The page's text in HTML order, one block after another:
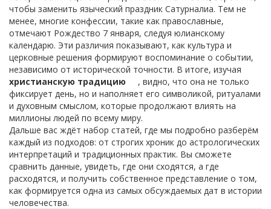
чтобы заменить языческий праздник Сатурналиа. Тем не
менее, многие конфессии, такие как православные,
отмечают Рождество 7 января, следуя юлианскому
календарю. Эти различия показывают, как культура и
церковные решения формируют воспоминание о событии,
независимо от исторической точности. В итоге, изучая
христианскую традицию
, видно, что она не только
фиксирует день, но и наполняет его символикой, ритуалами
и духовным смыслом, которые продолжают влиять на
миллионы людей по всему миру.
Дальше вас ждёт набор статей, где мы подробно разберём
каждый из подходов: от строгих хроник до астрологических
интерпретаций и традиционных практик. Вы сможете
сравнить данные, увидеть, где они сходятся, а где
расходятся, и получить собственное представление о том,
как формируется одна из самых обсуждаемых дат в истории
человечества.